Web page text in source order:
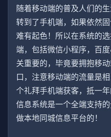
随着移动端的普及人们的
转到了手机端，如果依然
难有起色！所以在系统的
端，包括微信小程序，百
关重要的，毕竟要拥抱移
口，注意移动端的流量是
个礼拜手机端获客，抵一
信息系统是一个全端支持
做本地同城信息平台的！